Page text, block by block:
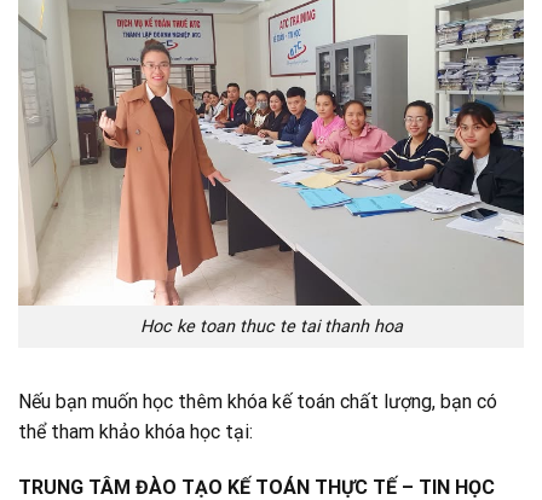
Hoc ke toan thuc te tai thanh hoa
Nếu bạn muốn học thêm khóa kế toán chất lượng, bạn có
thể tham khảo khóa học tại:
TRUNG TÂM ĐÀO TẠO KẾ TOÁN THỰC TẾ – TIN HỌC